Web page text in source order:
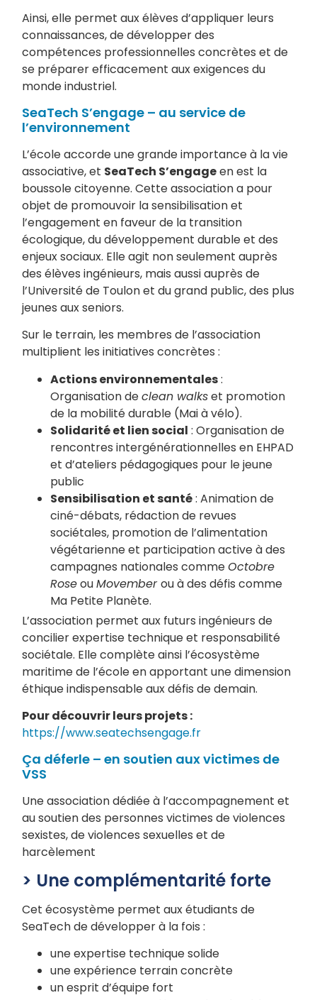
Ainsi, elle permet aux élèves d’appliquer leurs
connaissances, de développer des
compétences professionnelles concrètes et de
se préparer efficacement aux exigences du
monde industriel.
SeaTech S’engage – au service de
l’environnement
L’école accorde une grande importance à la vie
associative, et SeaTech S’engageen est la
boussole citoyenne. Cette association a pour
objet de promouvoir la sensibilisation et
l’engagement en faveur de la transition
écologique, du développement durable et des
enjeux sociaux. Elle agit non seulement auprès
des élèves ingénieurs, mais aussi auprès de
l’Université de Toulon et du grand public, des plus
jeunes aux seniors.
Sur le terrain, les membres de l’association
multiplient les initiatives concrètes :
Actions environnementales:
Organisation declean walkset promotion
de la mobilité durable (Mai à vélo).
Solidarité et lien social : Organisation de
rencontres intergénérationnelles en EHPAD
et d’ateliers pédagogiques pour le jeune
public
Sensibilisation et santé: Animation de
ciné-débats, rédaction de revues
sociétales, promotion de l’alimentation
végétarienne et participation active à des
campagnes nationales commeOctobre
RoseouMovemberou à des défis comme
Ma Petite Planète.
L’association permet aux futurs ingénieurs de
concilier expertise technique et responsabilité
sociétale. Elle complète ainsi l’écosystème
maritime de l’école en apportant une dimension
éthique indispensable aux défis de demain.
Pour découvrir leurs projets :
https://www.seatechsengage.fr
Ça déferle – en soutien aux victimes de
VSS
Une association dédiée à l’accompagnement et
au soutien des personnes victimes de violences
sexistes, de violences sexuelles et de
harcèlement
> Une complémentarité forte
Cet écosystème permet aux étudiants de
SeaTech de développer à la fois :
une expertise technique solide
une expérience terrain concrète
un esprit d’équipe fort